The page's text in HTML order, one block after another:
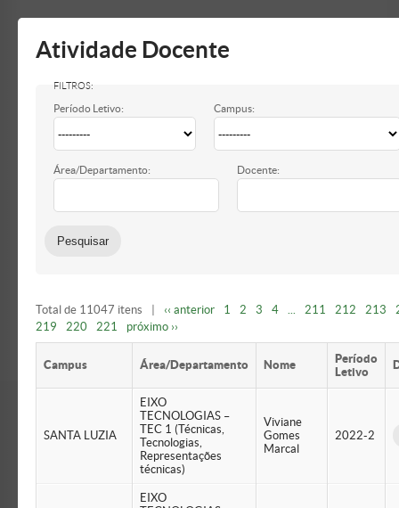
barra
Atividade Docente
Período Letivo: Campus:
Área/Departamento: Docente:
Total de 11047 itens ‹‹ anterior 1 2 3 4 ... 211 212 213
219
220 221 próximo ››
Campus Área/Departamento Nome
Período
Letivo
SANTA LUZIA
EIXO
TECNOLOGIAS –
TEC 1 (Técnicas,
Tecnologias,
Representações
técnicas)
Viviane
Gomes
Marcal
2022-2
EIXO